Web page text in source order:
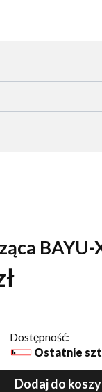
BAYU-
Dostępność:
Ostatnie
Dodaj do